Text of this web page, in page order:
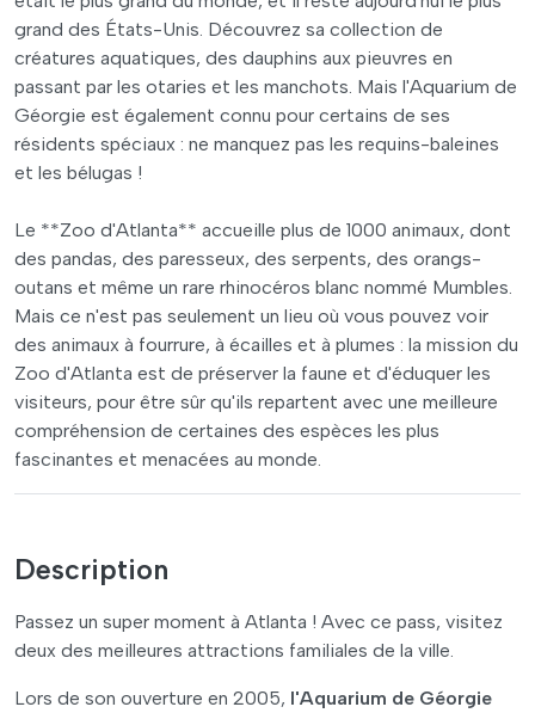
grand des États-Unis. Découvrez sa collection de
créatures aquatiques, des dauphins aux pieuvres en
passant par les otaries et les manchots. Mais l'Aquarium de
Géorgie est également connu pour certains de ses
résidents spéciaux : ne manquez pas les requins-baleines
et les bélugas !
Le **Zoo d'Atlanta** accueille plus de 1000 animaux, dont
des pandas, des paresseux, des serpents, des orangs-
outans et même un rare rhinocéros blanc nommé Mumbles.
Mais ce n'est pas seulement un lieu où vous pouvez voir
des animaux à fourrure, à écailles et à plumes : la mission du
Zoo d'Atlanta est de préserver la faune et d'éduquer les
visiteurs, pour être sûr qu'ils repartent avec une meilleure
compréhension de certaines des espèces les plus
fascinantes et menacées au monde.
Description
Passez un super moment à Atlanta ! Avec ce pass, visitez
deux des meilleures attractions familiales de la ville.
Lors de son ouverture en 2005, l'Aquarium de Géorgie